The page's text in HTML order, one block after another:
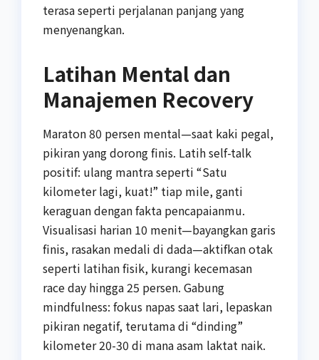
terasa seperti perjalanan panjang yang
menyenangkan.
Latihan Mental dan
Manajemen Recovery
Maraton 80 persen mental—saat kaki pegal,
pikiran yang dorong finis. Latih self-talk
positif: ulang mantra seperti “Satu
kilometer lagi, kuat!” tiap mile, ganti
keraguan dengan fakta pencapaianmu.
Visualisasi harian 10 menit—bayangkan garis
finis, rasakan medali di dada—aktifkan otak
seperti latihan fisik, kurangi kecemasan
race day hingga 25 persen. Gabung
mindfulness: fokus napas saat lari, lepaskan
pikiran negatif, terutama di “dinding”
kilometer 20-30 di mana asam laktat naik.